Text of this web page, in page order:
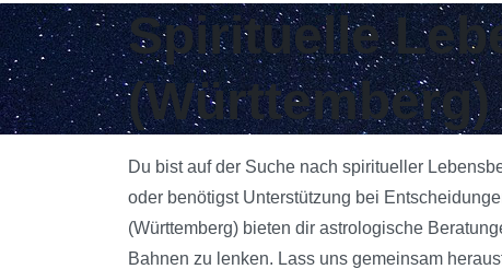
Spirituelle
(Württemberg)
Du bist auf der Suche nach spiritueller
oder benötigst Unterstützung bei
(Württemberg) bieten dir astrologische
Bahnen zu lenken. Lass uns gemeinsam